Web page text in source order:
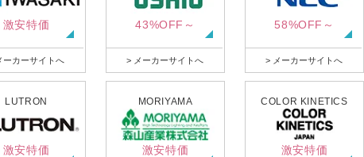
激安特価
ーカーサイトへ
43%OFF～
> メーカーサイトへ
58%OFF～
> メーカーサイトへ
LUTRON
激安特価
MORIYAMA
激安特価
COLOR KINETICS
激安特価